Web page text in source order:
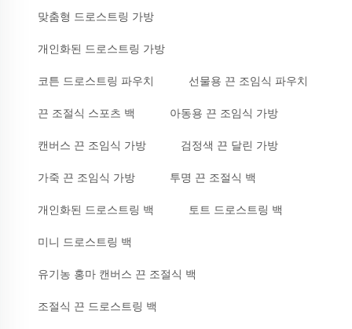
맞춤형 드로스트링 가방
개인화된 드로스트링 가방
코튼 드로스트링 파우치 선물용 끈 조임식 파우치
끈 조절식 스포츠 백 아동용 끈 조임식 가방
캔버스 끈 조임식 가방 검정색 끈 달린 가방
가죽 끈 조임식 가방 투명 끈 조절식 백
개인화된 드로스트링 백 토트 드로스트링 백
미니 드로스트링 백
유기농 홍마 캔버스 끈 조절식 백
조절식 끈 드로스트링 백